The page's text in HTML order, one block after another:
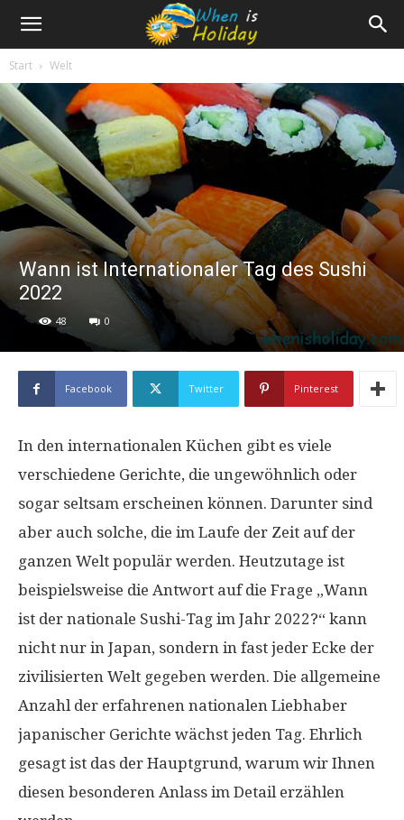
Start Welt
Wann ist Internationaler Tag des Sushi
2022
48 0
Facebook Twitter Pinterest
In den internationalen Küchen gibt es viele
verschiedene Gerichte, die ungewöhnlich oder
sogar seltsam erscheinen können. Darunter sind
aber auch solche, die im Laufe der Zeit auf der
ganzen Welt populär werden. Heutzutage ist
beispielsweise die Antwort auf die Frage „Wann
ist der nationale Sushi-Tag im Jahr 2022?“ kann
nicht nur in Japan, sondern in fast jeder Ecke der
zivilisierten Welt gegeben werden. Die allgemeine
Anzahl der erfahrenen nationalen Liebhaber
japanischer Gerichte wächst jeden Tag. Ehrlich
gesagt ist das der Hauptgrund, warum wir Ihnen
diesen besonderen Anlass im Detail erzählen